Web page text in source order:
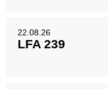
22.08.26
LFA 239